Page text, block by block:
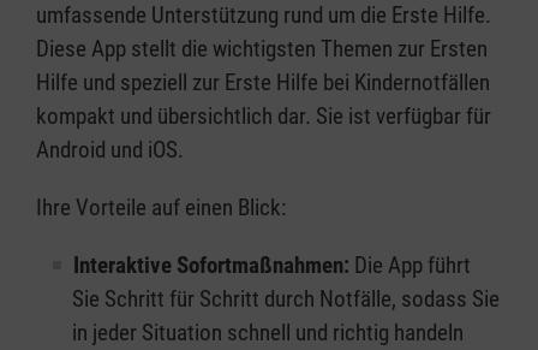
umfassende Unterstützung rund um die Erste Hilfe.
Diese App stellt die wichtigsten Themen zur Ersten
Hilfe und speziell zur Erste Hilfe bei Kindernotfällen
kompakt und übersichtlich dar. Sie ist verfügbar für
Android und iOS.
Ihre Vorteile auf einen Blick:
Interaktive Sofortmaßnahmen: Die App führt
Sie Schritt für Schritt durch Notfälle, sodass Sie
in jeder Situation schnell und richtig handeln